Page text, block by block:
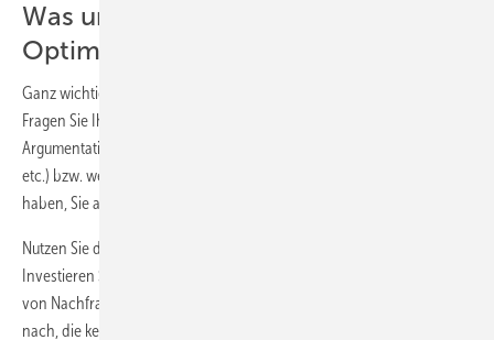
Was unbedingt noch zur
Optimierung gehört
Ganz wichtig ist, dass Sie permanent Erfolgskontrollen betreiben.
Fragen Sie Ihre Kunden immer, welches Angebot, welche
Argumentation, welcher Werbeträger (Internet, Zeitung, Empfehler
etc.) bzw. welches Werbemittel (Brief, Link, Anzeige etc.) sie veranlasst
haben, Sie auszuwählen.
Nutzen Sie die vielfältigen Möglichkeiten, die sich Ihnen bieten.
Investieren Sie auch einmal gezielt Ihre Zeit, um über die Produktion
von Nachfrage nachzudenken. Denken Sie über die Möglichkeiten
nach, die kein oder nur sehr wenig Geld kosten, bevor Sie (viel) Geld